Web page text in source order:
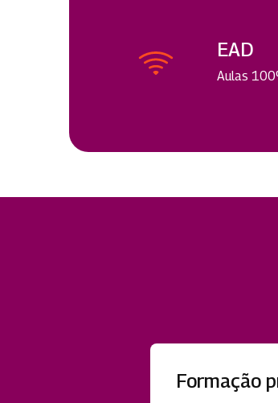
EAD
Aulas
Formação